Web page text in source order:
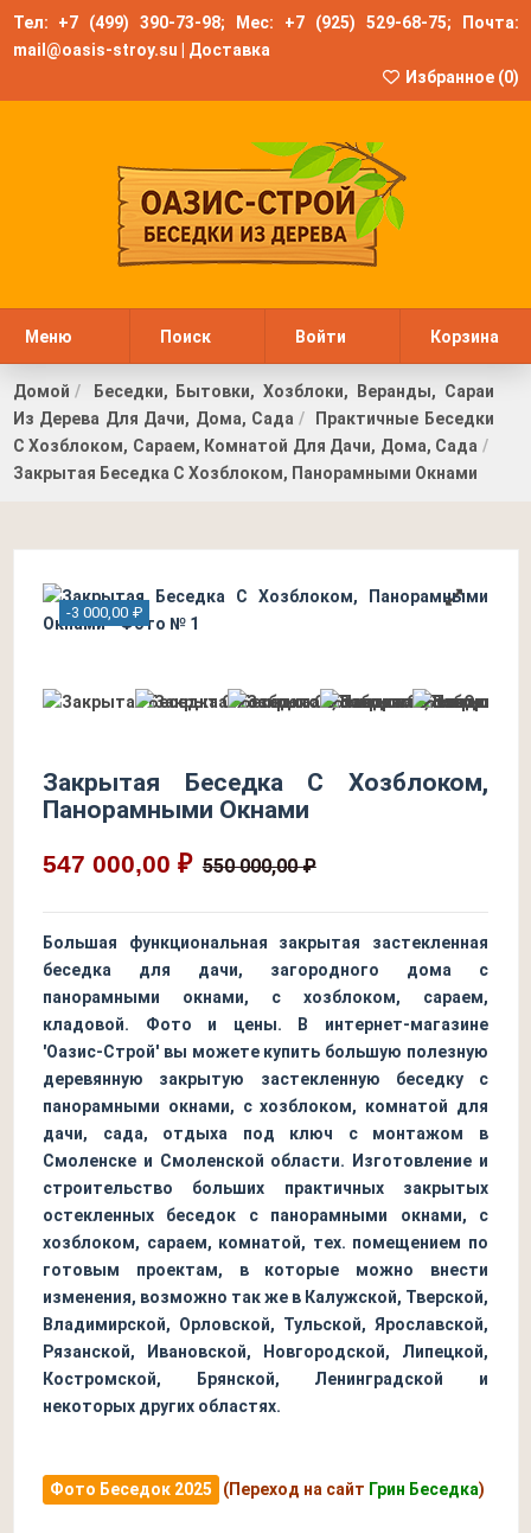
Тел: +7 (499) 390-73-98; Мес: +7 (925) 529-68-75; Почта:
mail@oasis-stroy.su
Доставка
Избранное (0)
Меню Поиск Войти Корзина
Домой
Беседки, Бытовки, Хозблоки, Веранды, Сараи
Из Дерева Для Дачи, Дома, Сада
Практичные Беседки
С Хозблоком, Сараем, Комнатой Для Дачи, Дома, Сада
Закрытая Беседка С Хозблоком, Панорамными Окнами
-3 000,00 ₽
Закрытая Беседка С Хозблоком,
Панорамными Окнами
547 000,00 ₽ 550 000,00 ₽
Большая функциональная закрытая застекленная
беседка для дачи, загородного дома с
панорамными окнами, с хозблоком, сараем,
кладовой. Фото и цены. В интернет-магазине
'Оазис-Строй' вы можете купить большую полезную
деревянную закрытую застекленную беседку с
панорамными окнами, с хозблоком, комнатой для
дачи, сада, отдыха под ключ с монтажом в
Смоленске и Смоленской области. Изготовление и
строительство больших практичных закрытых
остекленных беседок с панорамными окнами, с
хозблоком, сараем, комнатой, тех. помещением по
готовым проектам, в которые можно внести
изменения, возможно так же в Калужской, Тверской,
Владимирской, Орловской, Тульской, Ярославской,
Рязанской, Ивановской, Новгородской, Липецкой,
Костромской, Брянской, Ленинградской и
некоторых других областях.
Фото Беседок 2025 (Переход на сайт Грин Беседка)